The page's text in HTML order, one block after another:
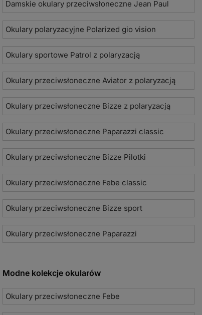
Damskie okulary przeciwsłoneczne Jean Paul
Okulary polaryzacyjne Polarized gio vision
Okulary sportowe Patrol z polaryzacją
Okulary przeciwsłoneczne Aviator z polaryzacją
Okulary przeciwsłoneczne Bizze z polaryzacją
Okulary przeciwsłoneczne Paparazzi classic
Okulary przeciwsłoneczne Bizze Pilotki
Okulary przeciwsłoneczne Febe classic
Okulary przeciwsłoneczne Bizze sport
Okulary przeciwsłoneczne Paparazzi
Modne kolekcje okularów
Okulary przeciwsłoneczne Febe